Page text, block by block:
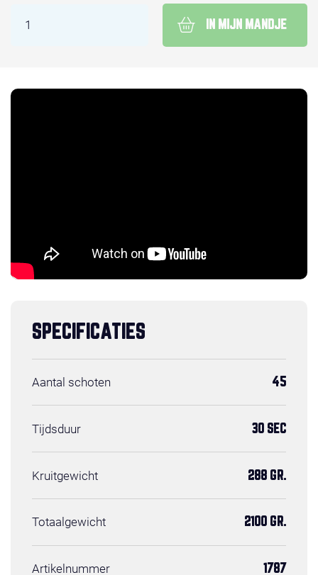
IN MIJN MANDJE
SPECIFICATIES
Aantal schoten 45
Tijdsduur 30 SEC
Kruitgewicht 288 GR.
Totaalgewicht 2100 GR.
Artikelnummer 1787